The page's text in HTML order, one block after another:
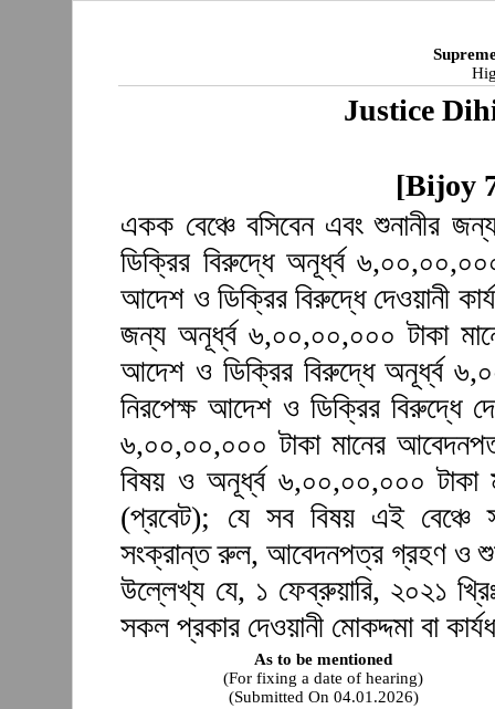
Justice
[Bijoy
একক বেঞ্চে বসিবেন এবং শুনানীর
ডিক্রির বিরুদ্ধে অনূর্ধ্ব
আদেশ ও ডিক্রির বিরুদ্ধে দেওয়ানী
জন্য অনূর্ধ্ব ৬,০০,০০,০০০ টাকা
আদেশ ও ডিক্রির বিরুদ্ধে অনূর্ধ্ব
নিরপেক্ষ আদেশ ও ডিক্রির বিরুদ্ধে
৬,০০,০০,০০০ টাকা মানের
বিষয় ও অনূর্ধ্ব ৬,০০,০০,০০০ টাকা
(প্রবেট); যে সব বিষয় এই বেঞ্চে
সংক্রান্ত রুল, আবেদনপত্র গ্রহণ ও
উল্লেখ্য যে, ১ ফেব্রুয়ারি, ২০২১ খ্রিঃ
সকল প্রকার দেওয়ানী মোকদ্দমা বা
As to be mentioned
(For fixing a date of hearing)
(Submitted On 04.01.2026)